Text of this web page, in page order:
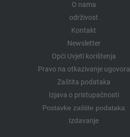
O nama
održivost
Kontakt
Newsletter
Opći Uvjeti korištenja
Pravo na otkazivanje ugovora
Zaštita podataka
Izjava o pristupačnosti
Postavke zaštite podataka
Izdavanje